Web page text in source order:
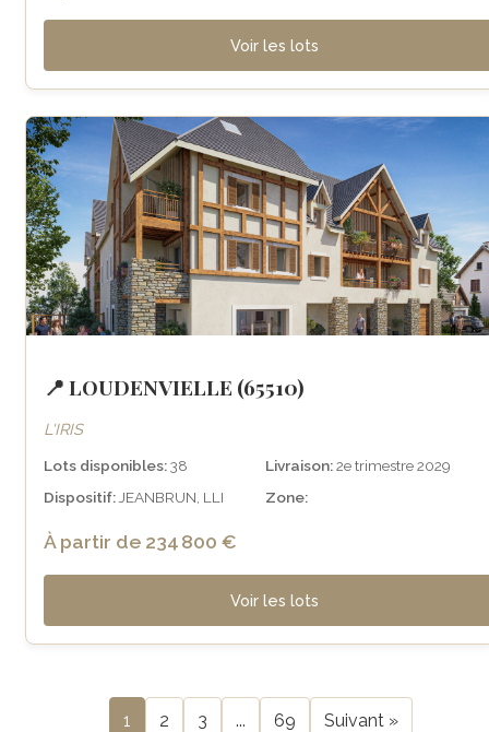
Voir les lots
📍 LOUDENVIELLE (65510)
L'IRIS
Lots disponibles:38 Livraison:2e trimestre 2029
Dispositif: JEANBRUN, LLI Zone:
À partir de 234 800 €
Voir les lots
1 2 3 ... 69 Suivant »